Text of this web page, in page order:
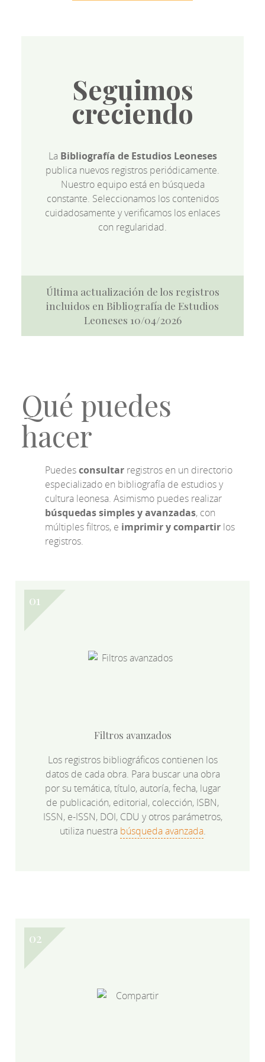
Seguimos
creciendo
La Bibliografía de Estudios Leoneses
publica nuevos registros periódicamente.
Nuestro equipo está en búsqueda
constante. Seleccionamos los contenidos
cuidadosamente y verificamos los enlaces
con regularidad.
Última actualización de los registros
incluidos en Bibliografía de Estudios
Leoneses 10/04/2026
Qué puedes
hacer
Puedesconsultar registros en un directorio
especializado en bibliografía de estudios y
cultura leonesa. Asimismo puedes realizar
búsquedas simples y avanzadas, con
múltiples filtros, e imprimir y compartir los
registros.
Filtros avanzados
Los registros bibliográficos contienen los
datos de cada obra. Para buscar una obra
por su temática, título, autoría, fecha, lugar
de publicación, editorial, colección, ISBN,
ISSN, e-ISSN, DOI, CDU y otros parámetros,
utiliza nuestra búsqueda avanzada.